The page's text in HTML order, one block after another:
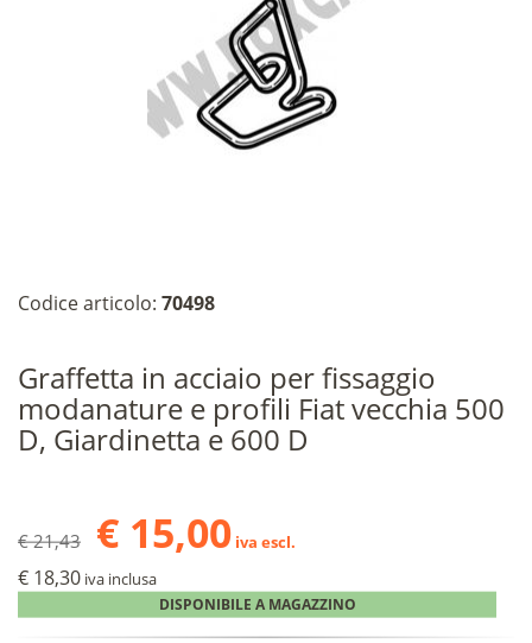
Codice articolo: 70498
Graffetta in acciaio per fissaggio
modanature e profili Fiat vecchia 500
D, Giardinetta e 600 D
€ 21,43 € 15,00 iva escl.
€ 18,30 iva inclusa
DISPONIBILE A MAGAZZINO